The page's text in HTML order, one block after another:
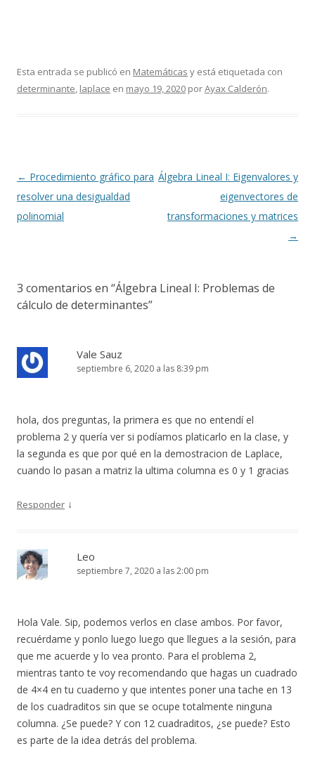
Esta entrada se publicó en Matemáticas y está etiquetada con
determinante, laplace en mayo 19, 2020 porAyax Calderón.
Navegación
de
entradas
← Procedimiento gráfico para
resolver una desigualdad
polinomial
Álgebra Lineal I: Eigenvalores y
eigenvectores de
transformaciones y matrices
→
3 comentarios en “Álgebra Lineal I: Problemas de
cálculo de determinantes”
Vale Sauz
septiembre 6, 2020 a las 8:39 pm
hola, dos preguntas, la primera es que no entendí el
problema 2 y quería ver si podíamos platicarlo en la clase, y
la segunda es que por qué en la demostracion de Laplace,
cuando lo pasan a matriz la ultima columna es 0 y 1 gracias
Responder ↓
Leo
septiembre 7, 2020 a las 2:00 pm
Hola Vale. Sip, podemos verlos en clase ambos. Por favor,
recuérdame y ponlo luego luego que llegues a la sesión, para
que me acuerde y lo vea pronto. Para el problema 2,
mientras tanto te voy recomendando que hagas un cuadrado
de 4×4 en tu cuaderno y que intentes poner una tache en 13
de los cuadraditos sin que se ocupe totalmente ninguna
columna. ¿Se puede? Y con 12 cuadraditos, ¿se puede? Esto
es parte de la idea detrás del problema.